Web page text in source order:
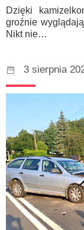
Dzięki
groźnie
Nikt nie…
3 sierpnia